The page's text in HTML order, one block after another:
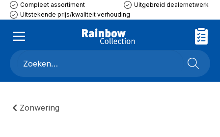
Compleet assortiment
Uitgebreid dealernetwerk
Uitstekende prijs/kwaliteit verhouding
Zonwering